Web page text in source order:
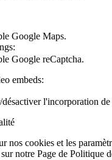
Google Maps.
Google reCaptcha.
embeds:
l'incorporation de
nos cookies et les
notre Page de Politique